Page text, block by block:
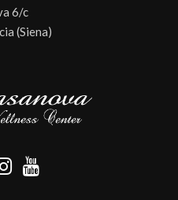
6/c
(Siena)